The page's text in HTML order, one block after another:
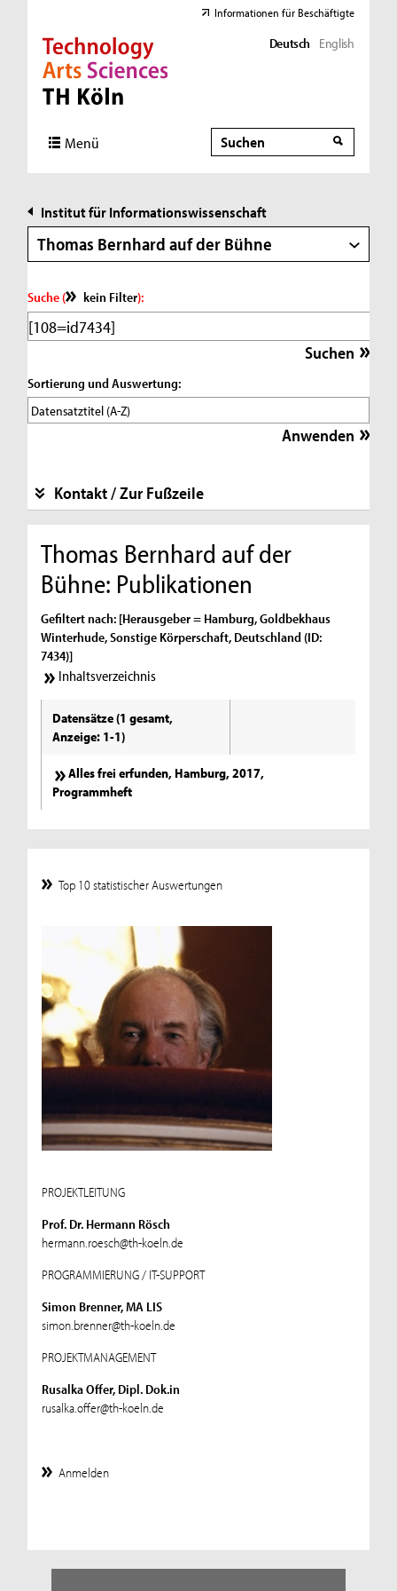
Direkt zur Hauptnavigation
Direkt zur Subnavigation
Direkt zum Inhalt
Direkt zum Fußbereich
Informationen für Beschäftigte
Deutsch English
Menü Suche
Suche
Institut für Informationswissenschaft
Thomas Bernhard auf der Bühne
Suche ( kein Filter):
Sortierung und Auswertung:
Kontakt / Zur Fußzeile
Thomas Bernhard auf der
Bühne: Publikationen
Gefiltert nach: [Herausgeber = Hamburg, Goldbekhaus
Winterhude, Sonstige Körperschaft, Deutschland (ID:
7434)]
Inhaltsverzeichnis
Datensätze (1 gesamt,
Anzeige: 1-1)
Alles frei erfunden, Hamburg, 2017,
Programmheft
Top 10 statistischer Auswertungen
PROJEKTLEITUNG
Prof. Dr. Hermann Rösch
hermann.roesch@th-koeln.de
PROGRAMMIERUNG / IT-SUPPORT
Simon Brenner, MA LIS
simon.brenner@th-koeln.de
PROJEKTMANAGEMENT
Rusalka Offer, Dipl. Dok.in
rusalka.offer@th-koeln.de
Anmelden